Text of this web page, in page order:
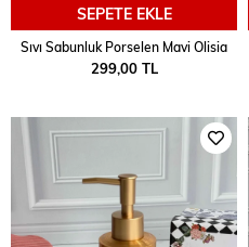
SEPETE EKLE
Sıvı Sabunluk Porselen Mavi Olisia
299,00 TL